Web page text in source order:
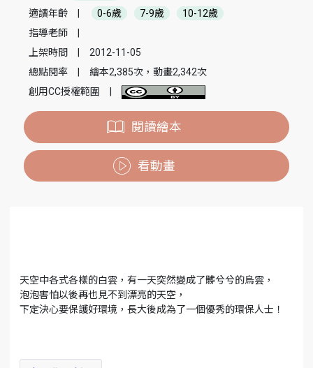
適讀年齡
0-6歲 7-9歲
10-12歲
指導老師
上架時間
2012-11-05
總點閱率
繪本2,385次，動畫2,342次
創用CC授權範圍
閱讀繪本
看動畫
天空中各式各樣的白雲，有一天突然變成了髒兮兮的烏雲，
泡泡害怕以後再也見不到漂亮的天空，
下定決心要保護好環境，長大後成為了一個優秀的環保人士！